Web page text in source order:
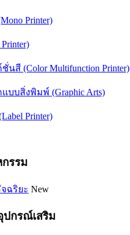
Printer)
สี (Color Multifunction Printer)
บบสิ่งพิมพ์ (Graphic Arts)
Printer)
รรม
ฉริยะ New
ปกรณ์เสริม